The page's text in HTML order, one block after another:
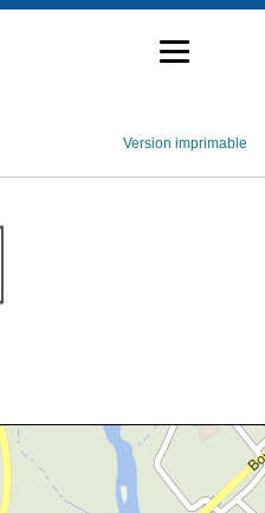
Version imprimable